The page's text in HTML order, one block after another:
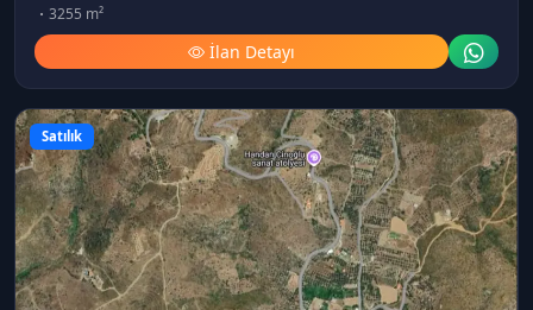
3255 m²
İlan Detayı
Satılık